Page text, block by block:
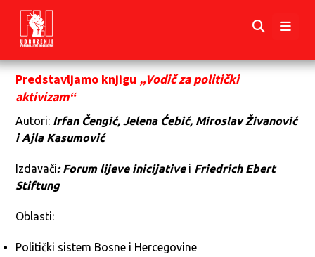
Predstavljamo knjigu „Vodič za politički
aktivizam“
Autori: Irfan Čengić, Jelena Ćebić, Miroslav Živanović
i Ajla Kasumović
Izdavači: Forum lijeve inicijativei Friedrich Ebert
Stiftung
Oblasti:
Politički sistem Bosne i Hercegovine